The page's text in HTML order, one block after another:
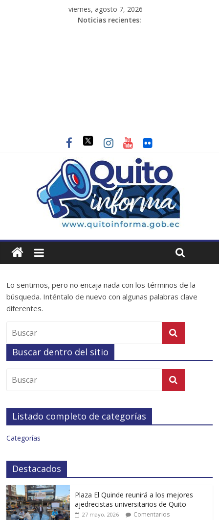
viernes, agosto 7, 2026
Noticias recientes:
Lo sentimos, pero no encaja nada con los términos de la
búsqueda. Inténtalo de nuevo con algunas palabras clave
diferentes.
Buscar dentro del sitio
Listado completo de categorías
Categorías
Destacados
Plaza El Quinde reunirá a los mejores
ajedrecistas universitarios de Quito
27 mayo, 2026
Comentarios